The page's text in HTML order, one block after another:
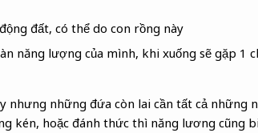
đất, có thể do con rồng này
năng lượng của mình, khi xuống sẽ gặp 1
nhưng những đứa còn lai cần tất cả những
kén, hoặc đánh thức thì năng lương cũng